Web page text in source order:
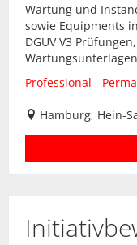
Wartung und
sowie Equipments
DGUV V3
Professional -
Hamburg, Hein-